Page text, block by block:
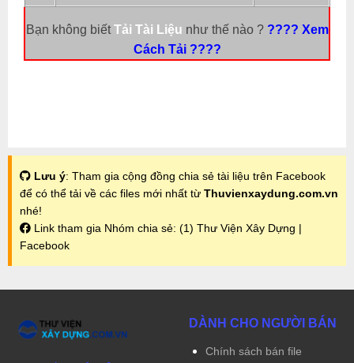
Bạn không biếtTải Tài Liệu như thế nào ? ???? Xem
Cách Tải ????
Lưu ý: Tham gia cộng đồng chia sẻ tài liệu trên Facebook
để có thể tải về các files mới nhất từ Thuvienxaydung.com.vn
nhé!
Link tham gia Nhóm chia sẻ: (1) Thư Viện Xây Dựng |
Facebook
DÀNH CHO NGƯỜI BÁN
Chính sách bán file